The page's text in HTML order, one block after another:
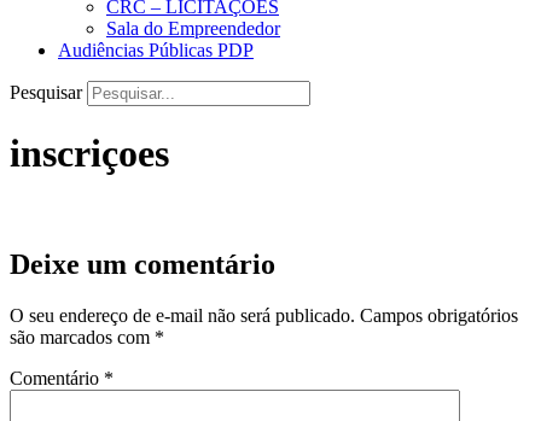
CRC – LICITAÇÕES
Sala do Empreendedor
Audiências Públicas PDP
Pesquisar
inscriçoes
Deixe um comentário
O seu endereço de e-mail não será publicado. Campos obrigatórios
são marcados com *
Comentário *